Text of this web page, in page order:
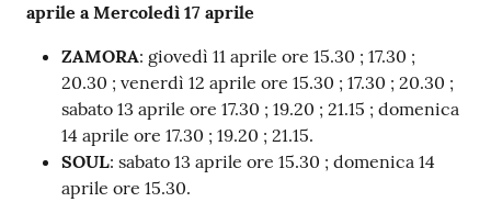
laprile a Mercoledì 17 aprile
ZAMORA: giovedì 11 aprile ore 15.30 ; 17.30 ;
20.30 ; venerdì 12 aprile ore 15.30 ; 17.30 ; 20.30 ;
sabato 13 aprile ore 17.30 ; 19.20 ; 21.15 ; domenica
14 aprile ore 17.30 ; 19.20 ; 21.15.
SOUL: sabato 13 aprile ore 15.30 ; domenica 14
aprile ore 15.30.